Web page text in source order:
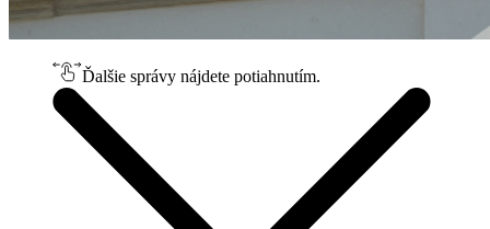
Ďalšie správy nájdete potiahnutím.